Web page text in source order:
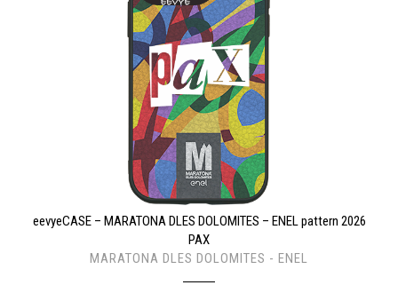
eevyeCASE – MARATONA DLES DOLOMITES – ENEL pattern 2026
PAX
MARATONA DLES DOLOMITES - ENEL